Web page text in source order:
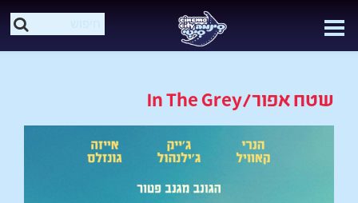
שטח אפור/In The Grey